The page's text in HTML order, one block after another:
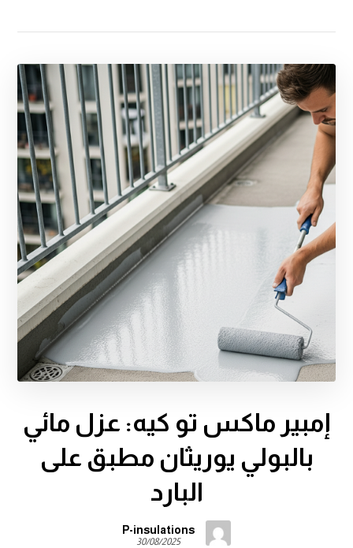
إمبير ماكس تو كيه: عزل مائي
بالبولي يوريثان مطبق على
البارد
P-insulations
30/08/2025